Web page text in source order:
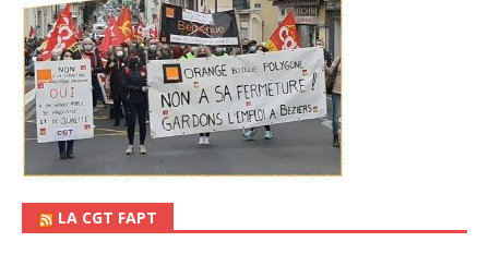
LA CGT FAPT